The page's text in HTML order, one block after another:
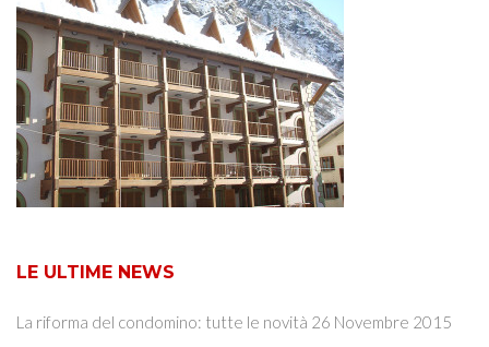
LE ULTIME NEWS
La riforma del condomino: tutte le novità 26 Novembre 2015